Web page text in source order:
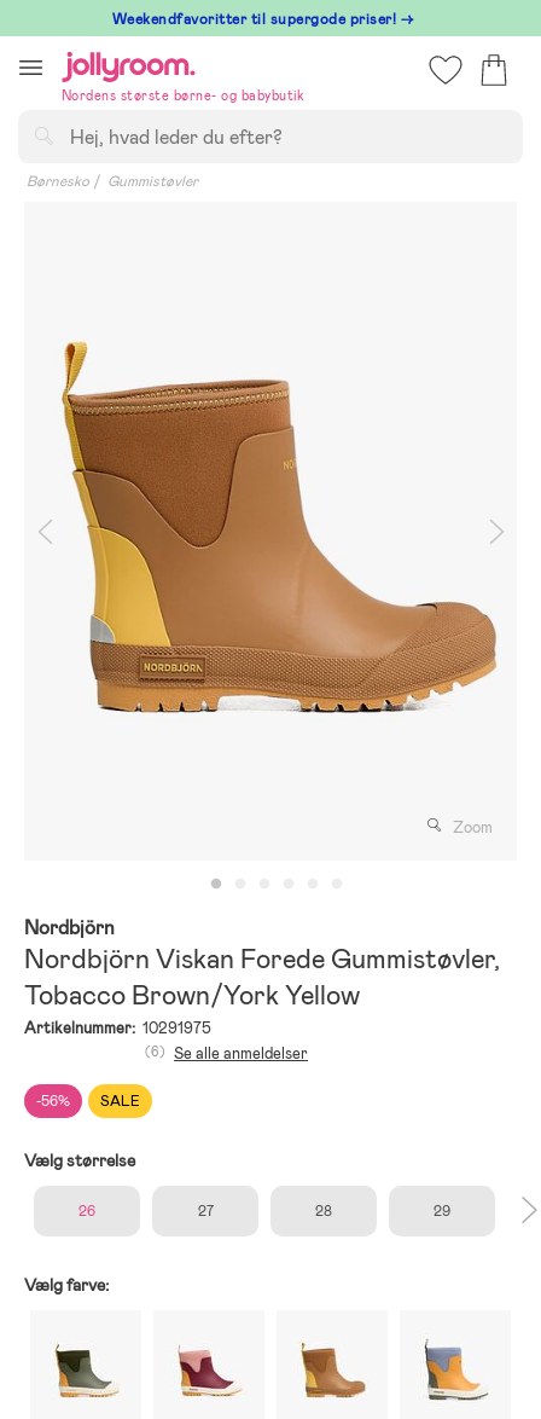
till
innehållet
⁠ Weekendfavoritter til supergode priser! →
Nordens største børne- og babybutik
Børnesko Gummistøvler
Zoom
Nordbjörn
Nordbjörn Viskan Forede Gummistøvler,
Tobacco Brown/York Yellow
Artikelnummer: 10291975
-56% SALE
(6) Se alle anmeldelser
Vælg størrelse
26 27 28 29
Vælg farve: